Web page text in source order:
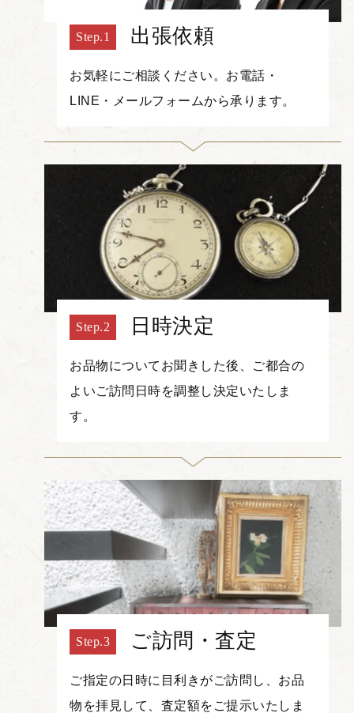
出張依頼
お気軽にご相談ください。お電話・
LINE・メールフォームから承ります。
日時決定
お品物についてお聞きした後、ご都合の
よいご訪問日時を調整し決定いたしま
す。
ご訪問・査定
ご指定の日時に目利きがご訪問し、お品
物を拝見して、査定額をご提示いたしま